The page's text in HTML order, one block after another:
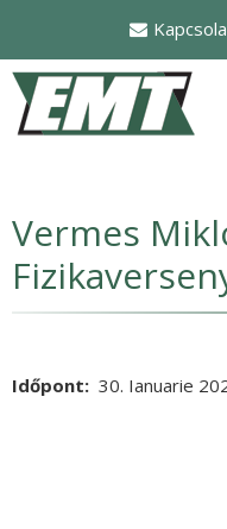
conţinutul
principal
Vermes
Időpont 30. Ianuarie